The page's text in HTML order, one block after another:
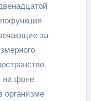
за
на фоне
организме